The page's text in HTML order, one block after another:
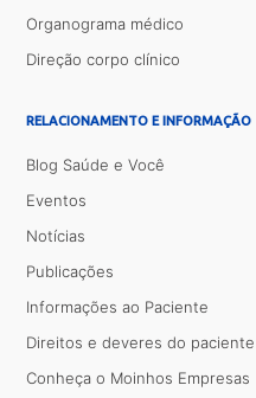
Organograma médico
Direção corpo clínico
RELACIONAMENTO E INFORMAÇÃO
Blog Saúde e Você
Eventos
Notícias
Publicações
Informações ao Paciente
Direitos e deveres do paciente
Conheça o Moinhos Empresas